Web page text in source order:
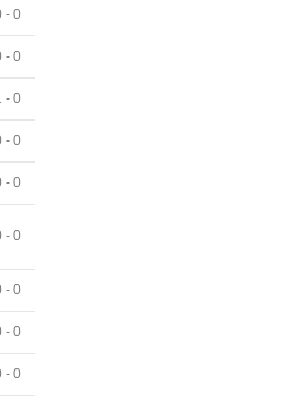
- 0
- 0
- 0
- 0
- 0
- 0
- 0
- 0
- 0